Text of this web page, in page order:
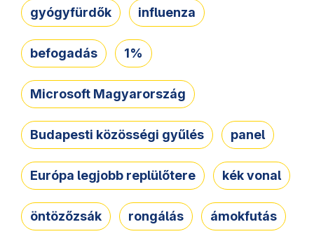
gyógyfürdők influenza
befogadás 1%
Microsoft Magyarország
Budapesti közösségi gyűlés panel
Európa legjobb replülőtere kék vonal
öntözőzsák rongálás ámokfutás